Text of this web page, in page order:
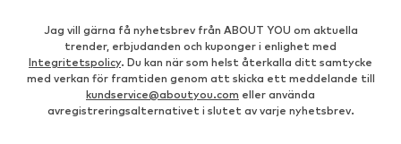
Jag vill gärna få nyhetsbrev från ABOUT YOU om aktuella
trender, erbjudanden och kuponger i enlighet med
Integritetspolicy. Du kan när som helst återkalla ditt samtycke
med verkan för framtiden genom att skicka ett meddelande till
kundservice@aboutyou.com eller använda
avregistreringsalternativet i slutet av varje nyhetsbrev.